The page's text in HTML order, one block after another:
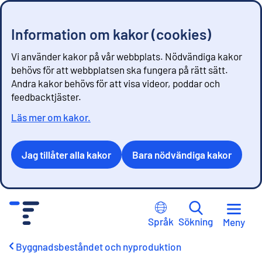
Information om kakor (cookies)
Vi använder kakor på vår webbplats. Nödvändiga kakor
behövs för att webbplatsen ska fungera på rätt sätt.
Andra kakor behövs för att visa videor, poddar och
feedbacktjäster.
Läs mer om kakor.
Jag tillåter alla kakor Bara nödvändiga kakor
Språk Sökning Meny
Byggnadsbeståndet och nyproduktion